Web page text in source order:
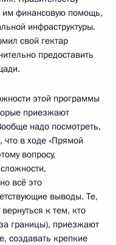
им финансовую помощь,
инфраструктуры.
свой гектар
предоставить
этой программы
приезжают
надо посмотреть,
что в ходе «Прямой
вопросу,
всё это
выводы. Те,
к тем, кто
границы), приезжают
создавать крепкие